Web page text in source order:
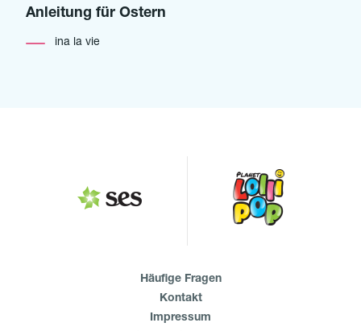
Anleitung für Ostern
ina la vie
Häufige Fragen
Kontakt
Impressum